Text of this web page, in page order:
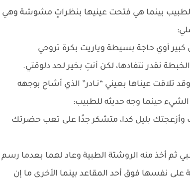
بينما هي فتحت عينيها بنظراتٍ مشوشة وهي
أوي حاجة بسيطة وياريت بكرة تروحي
نقدر نتفادها، لكن أنتِ بخير لحد دلوقتي.
عيناها بعيني “نـادر” الذي أشاح بوجهه
حينما وجه حديثه للطبيب:
وأزعجتك بليل كدا، متشكر جدًا على تعب حضرتك
ثم أخذ منه الروشتة الطبية وعاد لهما بعدما رسم
نفسها فوق أحد المقاعد بينما الأخرى ما إن